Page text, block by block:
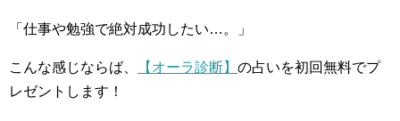
「仕事や勉強で絶対成功したい…。」
こんな感じならば、 【オーラ診断】 の占いを初回無料でプ
レゼントします！